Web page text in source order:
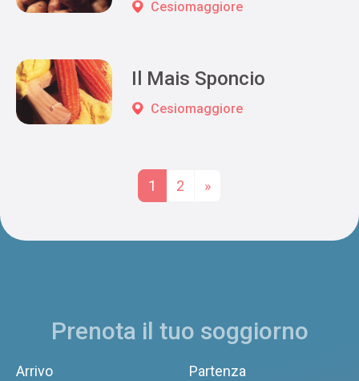
Cesiomaggiore
Il Mais Sponcio
Cesiomaggiore
Posts navigation
1 2 »
Prenota il tuo soggiorno
Arrivo Partenza